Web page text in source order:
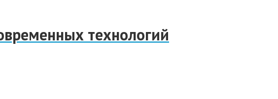
технологий